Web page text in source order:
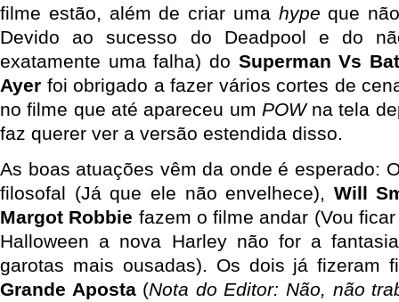
filme estão, além de criar uma hype que
Devido ao sucesso do Deadpool e do
exatamente uma falha) do Superman Vs
Ayer foi obrigado a fazer vários cortes de
no filme que até apareceu um POWna tela
faz querer ver a versão estendida disso.
As boas atuações vêm da onde é esperado:
filosofal (Já que ele não envelhece), Will
Margot Robbie fazem o filme andar (Vou
Halloween a nova Harley não for a
garotas mais ousadas). Os dois já fizeram
Grande Aposta(Nota do Editor: Não, não